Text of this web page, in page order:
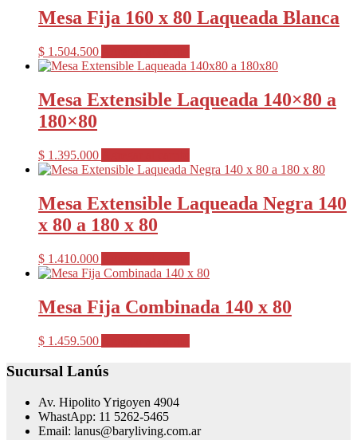
Mesa Fija 160 x 80 Laqueada Blanca
$ 1.504.500
Mesa Extensible Laqueada 140×80 a
180×80
$ 1.395.000
Mesa Extensible Laqueada Negra 140
x 80 a 180 x 80
$ 1.410.000
Mesa Fija Combinada 140 x 80
$ 1.459.500
Sucursal Lanús
Av. Hipolito Yrigoyen 4904
WhastApp: 11 5262-5465
Email: lanus@baryliving.com.ar